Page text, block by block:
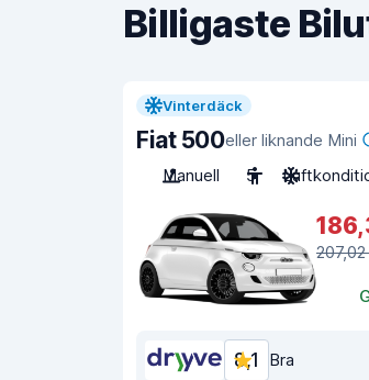
Billigaste
Vinterdäck
Fiat 500eller liknande Mini
Manuell
5
8,1 Bra